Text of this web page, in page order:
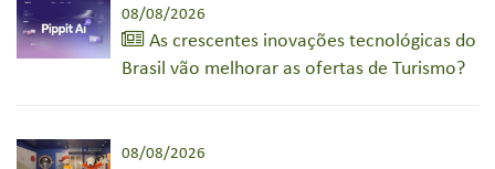
08/08/2026
As crescentes inovações tecnológicas do
Brasil vão melhorar as ofertas de Turismo?
08/08/2026